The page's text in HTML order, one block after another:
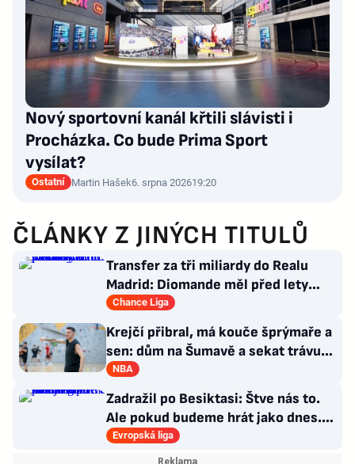
Nový sportovní kanál křtili slávisti i
Procházka. Co bude Prima Sport
vysílat?
Ostatní Martin Hašek6. srpna 202619:20
ČLÁNKY Z JINÝCH TITULŮ
Transfer za tři miliardy do Realu
Madrid: Diomande měl před lety
působit v Česku!
Chance Liga
Krejčí přibral, má kouče šprýmaře a
sen: dům na Šumavě a sekat trávu
jako Forrest Gump
NBA
Zadražil po Besiktasi: Štve nás to.
Ale pokud budeme hrát jako dnes...
Co se stalo u gólu?
Evropská liga